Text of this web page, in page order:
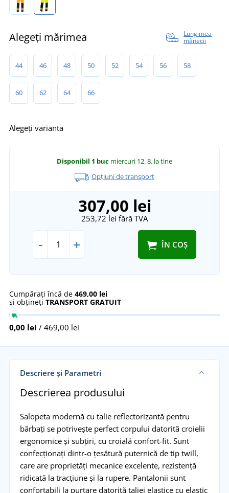
Alegeți mărimea
Lungimea
mânecii
44 46 48 50 52 54 56 58
60 62 64 66
Alegeți varianta
Disponibil 1 buc miercuri 12. 8. la tine
Opțiuni de transport
307,00 lei
253,72 lei fără TVA
- + ÎN COȘ
Cumpărați încă de 469,00 lei
și obțineți TRANSPORT GRATUIT
0,00 lei / 469,00 lei
Descriere și Parametri
Descrierea produsului
Salopeta modernă cu talie reflectorizantă pentru
bărbați se potrivește perfect corpului datorită croielii
ergonomice și subțiri, cu croială confort-fit. Sunt
confecționați dintr-o țesătură puternică de tip twill,
care are proprietăți mecanice excelente, rezistență
ridicată la tracțiune și la rupere. Pantalonii sunt
confortabili la purtare datorită taliei elastice cu elastic